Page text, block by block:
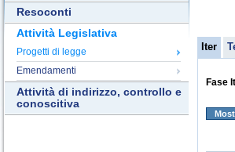
Resoconti
Attività Legislativa
Progetti di legge
Emendamenti
Attività di indirizzo, controllo e
conoscitiva
Iter
Fase